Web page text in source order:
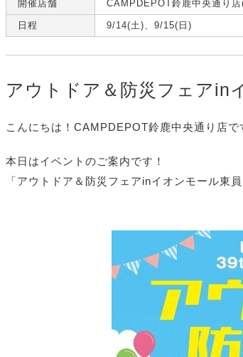
開催店舗 CAMPDEPOT鈴鹿中央通り
日程 9/14(土)、9/15(日)
アウトドア＆防災フェアin
こんにちは！CAMPDEPOT鈴鹿中央通り店で
本日はイベントのご案内です！
「アウトドア＆防災フェアinイオンモール東